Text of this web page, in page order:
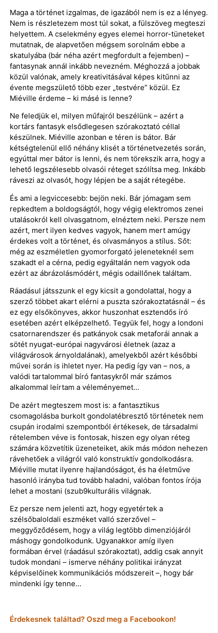
Maga a történet izgalmas, de igazából nem is ez a lényeg.
Nem is részletezem most túl sokat, a fülszöveg megteszi
helyettem. A cselekmény egyes elemei horror-tüneteket
mutatnak, de alapvetően mégsem sorolnám ebbe a
skatulyába (bár néha azért megfordult a fejemben) –
fantasynak annál inkább nevezném. Méghozzá a jobbak
közül valónak, amely kreativitásával képes kitűnni az
évente megszülető több ezer „testvére” közül. Ez
Miéville érdeme – ki másé is lenne?
Ne feledjük el, milyen műfajról beszélünk – azért a
kortárs fantasyk elsődlegesen szórakoztató céllal
készülnek. Miéville azonban e téren is bátor. Bár
kétségtelenül ellő néhány klisét a történetvezetés során,
egyúttal mer bátor is lenni, és nem törekszik arra, hogy a
lehető legszélesebb olvasói réteget szólítsa meg. Inkább
ráveszi az olvasót, hogy lépjen be a saját rétegébe.
És ami a legviccesebb: bejön neki. Bár jómagam sem
repkedtem a boldogságtól, hogy végig elektromos zenei
utalásokról kell olvasgatnom, elnéztem neki. Persze nem
azért, mert ilyen kedves vagyok, hanem mert amúgy
érdekes volt a történet, és olvasmányos a stílus. Sőt:
még az eszméletlen gyomorforgató jeleneteknél sem
szakadt el a cérna, pedig egyáltalán nem vagyok oda
ezért az ábrázolásmódért, mégis odaillőnek találtam.
Ráadásul játsszunk el egy kicsit a gondolattal, hogy a
szerző többet akart elérni a puszta szórakoztatásnál – és
ez egy elsőkönyves, akkor huszonhat esztendős író
esetében azért elképzelhető. Tegyük fel, hogy a londoni
csatornarendszer és patkányok csak metaforái annak a
sötét nyugat-európai nagyvárosi életnek (azaz a
világvárosok árnyoldalának), amelyekből azért későbbi
művei során is ihletet nyer. Ha pedig így van – nos, a
valódi tartalommal bíró fantasykről már számos
alkalommal leírtam a véleményemet…
De azért megteszem most is: a fantasztikus
csomagolásba burkolt gondolatébresztő történetek nem
csupán irodalmi szempontból értékesek, de társadalmi
rételemben véve is fontosak, hiszen egy olyan réteg
számára közvetítik üzeneteiket, akik más módon nehezen
rávehetőek a világról való konstruktív gondolkodásra.
Miéville mutat ilyenre hajlandóságot, és ha életműve
hasonló irányba tud tovább haladni, valóban fontos írója
lehet a mostani (szub9kulturális világnak.
Ez persze nem jelenti azt, hogy egyetértek a
szélsőbaloldali eszméket valló szerzővel –
meggyőződésem, hogy a világ legtöbb dimenziójáról
máshogy gondolkodunk. Ugyanakkor amíg ilyen
formában érvel (ráadásul szórakoztat), addig csak annyit
tudok mondani – ismerve néhány politikai irányzat
képviselőinek kommunikációs módszereit –, hogy bár
mindenki így tenne…
Érdekesnek találtad? Oszd meg a Facebookon!